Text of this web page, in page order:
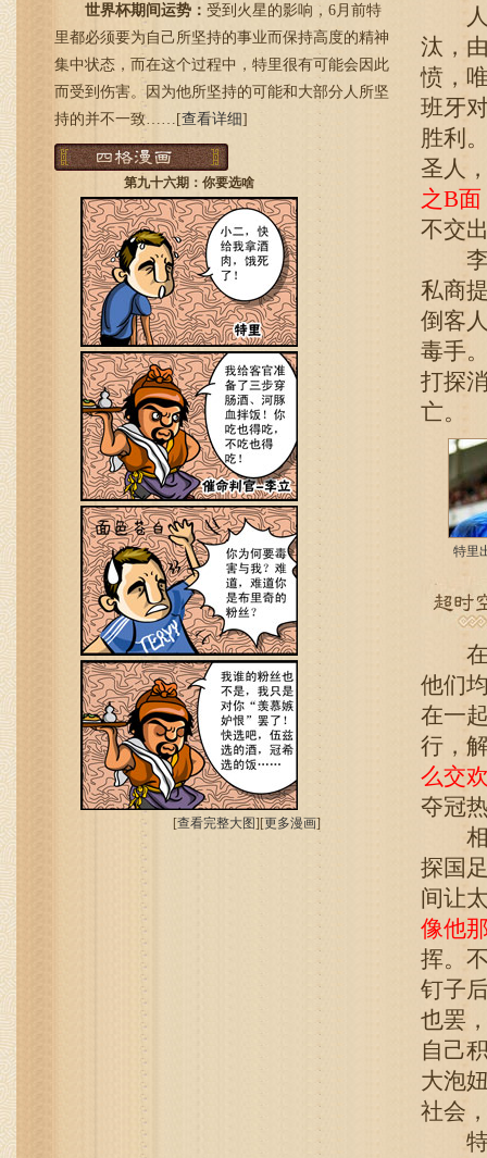
世界杯期间运势： 受到火星的影响，6月前特
里都必须要为自己所坚持的事业而保持高度的精神
集中状态，而在这个过程中，特里很有可能会因此
而受到伤害。因为他所坚持的可能和大部分人所坚
持的并不一致……[查看详细]
第九十六期：你要选啥
[查看完整大图][更多漫画]
人
汰，
愤，
班牙
胜利
圣人
之B面
不交
李
私商
倒客
毒手
打探
亡。
特里
在
他们
在一
行，
么交
夺冠
相
探国
间让
像他
挥。
钉子
也罢
自己
大泡
社会
特